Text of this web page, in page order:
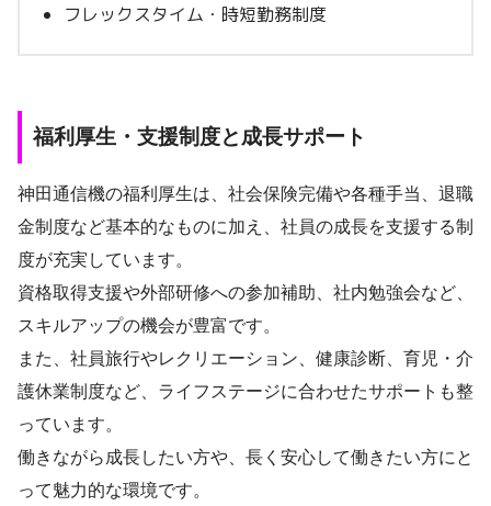
フレックスタイム・時短勤務制度
福利厚生・支援制度と成長サポート
神田通信機の福利厚生は、社会保険完備や各種手当、退職
金制度など基本的なものに加え、社員の成長を支援する制
度が充実しています。
資格取得支援や外部研修への参加補助、社内勉強会など、
スキルアップの機会が豊富です。
また、社員旅行やレクリエーション、健康診断、育児・介
護休業制度など、ライフステージに合わせたサポートも整
っています。
働きながら成長したい方や、長く安心して働きたい方にと
って魅力的な環境です。